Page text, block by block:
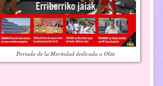
Portada de la Merindad dedicada a Olite